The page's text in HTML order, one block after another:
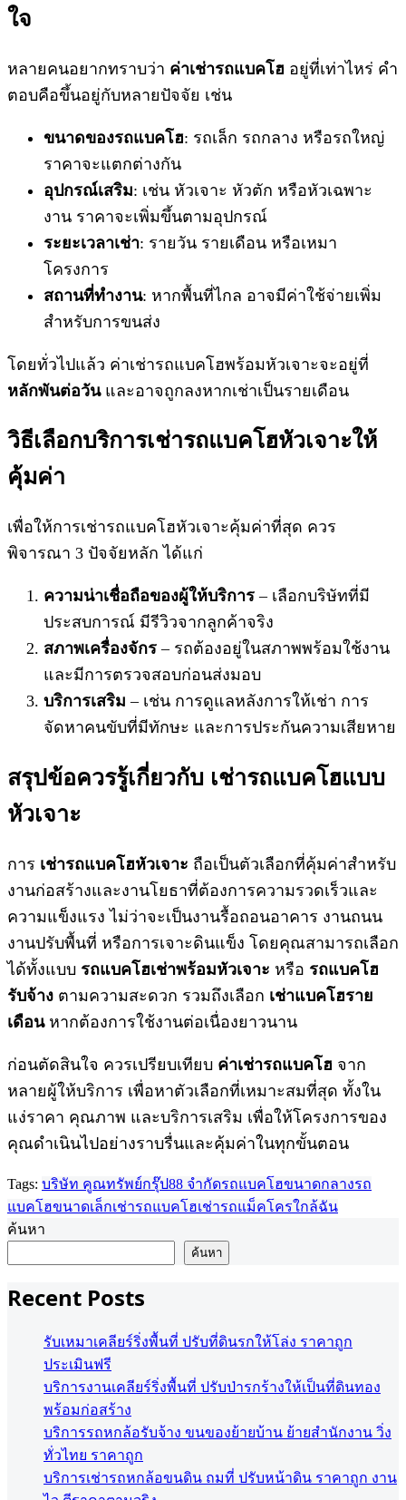
ใจ
หลายคนอยากทราบว่า ค่าเช่ารถแบคโฮ อยู่ที่เท่าไหร่ คำ
ตอบคือขึ้นอยู่กับหลายปัจจัย เช่น
ขนาดของรถแบคโฮ: รถเล็ก รถกลาง หรือรถใหญ่
ราคาจะแตกต่างกัน
อุปกรณ์เสริม: เช่น หัวเจาะ หัวตัก หรือหัวเฉพาะ
งาน ราคาจะเพิ่มขึ้นตามอุปกรณ์
ระยะเวลาเช่า: รายวัน รายเดือน หรือเหมา
โครงการ
สถานที่ทำงาน: หากพื้นที่ไกล อาจมีค่าใช้จ่ายเพิ่ม
สำหรับการขนส่ง
โดยทั่วไปแล้ว ค่าเช่ารถแบคโฮพร้อมหัวเจาะจะอยู่ที่
หลักพันต่อวันและอาจถูกลงหากเช่าเป็นรายเดือน
วิธีเลือกบริการเช่ารถแบคโฮหัวเจาะให้
คุ้มค่า
เพื่อให้การเช่ารถแบคโฮหัวเจาะคุ้มค่าที่สุด ควร
พิจารณา 3 ปัจจัยหลัก ได้แก่
ความน่าเชื่อถือของผู้ให้บริการ – เลือกบริษัทที่มี
ประสบการณ์ มีรีวิวจากลูกค้าจริง
สภาพเครื่องจักร – รถต้องอยู่ในสภาพพร้อมใช้งาน
และมีการตรวจสอบก่อนส่งมอบ
บริการเสริม – เช่น การดูแลหลังการให้เช่า การ
จัดหาคนขับที่มีทักษะ และการประกันความเสียหาย
สรุปข้อควรรู้เกี่ยวกับ เช่ารถแบคโฮแบบ
หัวเจาะ
การ เช่ารถแบคโฮหัวเจาะ ถือเป็นตัวเลือกที่คุ้มค่าสำหรับ
งานก่อสร้างและงานโยธาที่ต้องการความรวดเร็วและ
ความแข็งแรง ไม่ว่าจะเป็นงานรื้อถอนอาคาร งานถนน
งานปรับพื้นที่ หรือการเจาะดินแข็ง โดยคุณสามารถเลือก
ได้ทั้งแบบ รถแบคโฮเช่าพร้อมหัวเจาะ หรือ รถแบคโฮ
รับจ้าง ตามความสะดวก รวมถึงเลือก เช่าแบคโฮราย
เดือนหากต้องการใช้งานต่อเนื่องยาวนาน
ก่อนตัดสินใจ ควรเปรียบเทียบ ค่าเช่ารถแบคโฮ จาก
หลายผู้ให้บริการ เพื่อหาตัวเลือกที่เหมาะสมที่สุด ทั้งใน
แง่ราคา คุณภาพ และบริการเสริม เพื่อให้โครงการของ
คุณดำเนินไปอย่างราบรื่นและคุ้มค่าในทุกขั้นตอน
Tags: บริษัท คูณทรัพย์กรุ๊ป88 จำกัดรถแบคโฮขนาดกลางรถ
แบคโฮขนาดเล็กเช่ารถแบคโฮเช่ารถแม็คโครใกล้ฉัน
ค้นหา
ค้นหา
Recent Posts
รับเหมาเคลียร์ริ่งพื้นที่ ปรับที่ดินรกให้โล่ง ราคาถูก
ประเมินฟรี
บริการงานเคลียร์ริ่งพื้นที่ ปรับป่ารกร้างให้เป็นที่ดินทอง
พร้อมก่อสร้าง
บริการรถหกล้อรับจ้าง ขนของย้ายบ้าน ย้ายสำนักงาน วิ่ง
ทั่วไทย ราคาถูก
บริการเช่ารถหกล้อขนดิน ถมที่ ปรับหน้าดิน ราคาถูก งาน